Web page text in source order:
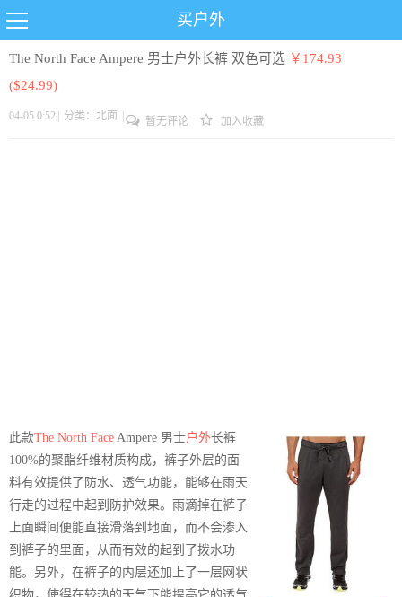
买户外
The North Face Ampere 男士户外长裤 双色可选 ￥174.93
($24.99)
04-05 0:52 分类： 北面 暂无评论 加入收藏
此款The North Face Ampere 男士户外长裤
100%的聚酯纤维材质构成，裤子外层的面
料有效提供了防水、透气功能，能够在雨天
行走的过程中起到防护效果。雨滴掉在裤子
上面瞬间便能直接滑落到地面，而不会渗入
到裤子的里面，从而有效的起到了拨水功
能。另外，在裤子的内层还加上了一层网状